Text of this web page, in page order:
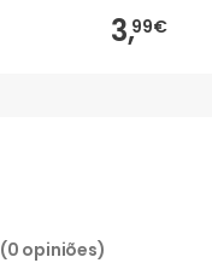
3,99€
(0 opiniões)